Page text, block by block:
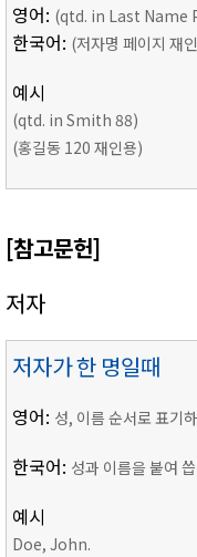
영어: (qtd. in Last Name
한국어: (저자명 페이지 재
예시
(qtd. in Smith 88)
(홍길동 120 재인용)
[참고문헌]
저자
저자가 한 명일때
영어: 성, 이름 순서로 표기
한국어: 성과 이름을 붙여
예시
Doe, John.